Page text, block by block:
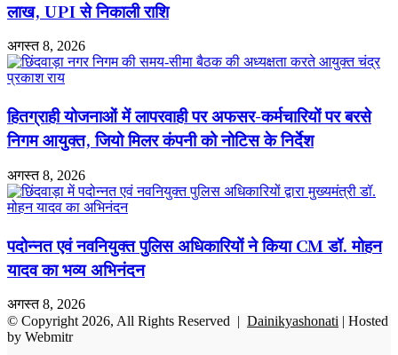
लाख, UPI से निकाली राशि
अगस्त 8, 2026
हितग्राही योजनाओं में लापरवाही पर अफसर-कर्मचारियों पर बरसे
निगम आयुक्त, जियो मिलर कंपनी को नोटिस के निर्देश
अगस्त 8, 2026
पदोन्नत एवं नवनियुक्त पुलिस अधिकारियों ने किया CM डॉ. मोहन
यादव का भव्य अभिनंदन
अगस्त 8, 2026
© Copyright 2026, All Rights Reserved | Dainikyashonati | Hosted
by Webmitr